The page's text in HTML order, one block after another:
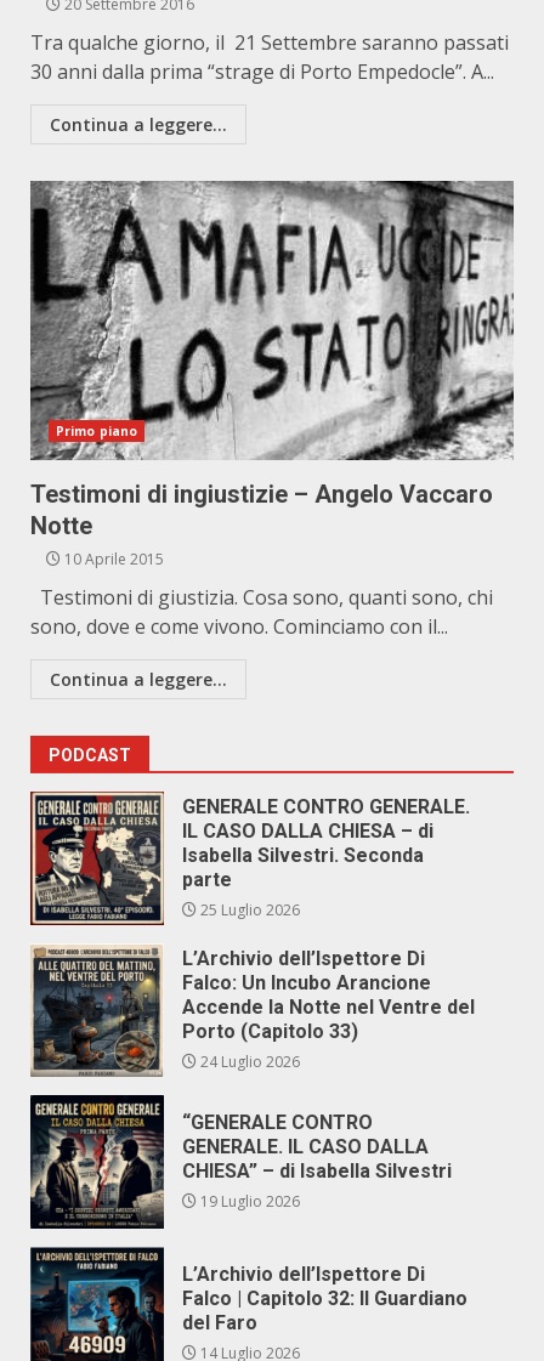
20 Settembre 2016
Tra qualche giorno, il 21 Settembre saranno passati
30 anni dalla prima “strage di Porto Empedocle”. A...
Continua a leggere...
Primo piano
Testimoni di ingiustizie – Angelo Vaccaro
Notte
10 Aprile 2015
Testimoni di giustizia. Cosa sono, quanti sono, chi
sono, dove e come vivono. Cominciamo con il...
Continua a leggere...
PODCAST
GENERALE CONTRO GENERALE.
IL CASO DALLA CHIESA – di
Isabella Silvestri. Seconda
parte
25 Luglio 2026
L’Archivio dell’Ispettore Di
Falco: Un Incubo Arancione
Accende la Notte nel Ventre del
Porto (Capitolo 33)
24 Luglio 2026
“GENERALE CONTRO
GENERALE. IL CASO DALLA
CHIESA” – di Isabella Silvestri
19 Luglio 2026
L’Archivio dell’Ispettore Di
Falco | Capitolo 32: Il Guardiano
del Faro
14 Luglio 2026